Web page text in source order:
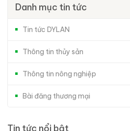
Danh mục tin tức
Tin tức DYLAN
Thông tin thủy sản
Thông tin nông nghiệp
Bài đăng thương mại
Tin tức nổi bật